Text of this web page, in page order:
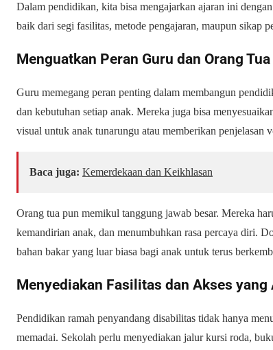
Dalam pendidikan, kita bisa mengajarkan ajaran ini
baik dari segi fasilitas, metode pengajaran, maupun sikap
Menguatkan Peran Guru dan Orang Tua
Guru memegang peran penting dalam membangun
dan kebutuhan setiap anak. Mereka juga bisa
visual untuk anak tunarungu atau memberikan penjelasan
Baca juga: Kemerdekaan dan Keikhlasan
Orang tua pun memikul tanggung jawab besar. Mereka
kemandirian anak, dan menumbuhkan rasa percaya diri.
bahan bakar yang luar biasa bagi anak untuk terus
Menyediakan Fasilitas dan Akses yang
Pendidikan ramah penyandang disabilitas tidak hanya
memadai. Sekolah perlu menyediakan jalur kursi roda,